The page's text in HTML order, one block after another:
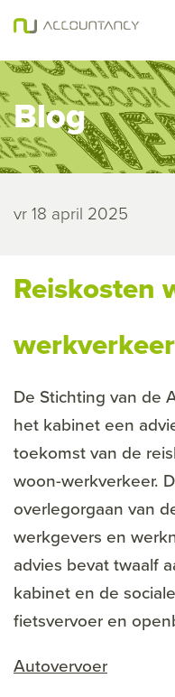
Blog
vr 18 april 2025
Reiskosten
werkverkeer
De Stichting van de
het kabinet een
toekomst van de
woon-werkverkeer.
overlegorgaan van
werkgevers en
advies bevat twaalf
kabinet en de
fietsvervoer en
Autovervoer